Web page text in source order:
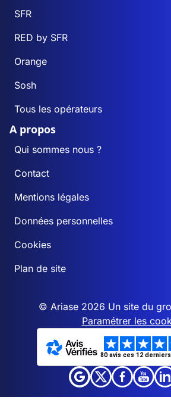
SFR
RED by SFR
Orange
Sosh
Tous les opérateurs
A propos
Qui sommes nous ?
Contact
Mentions légales
Données personnelles
Cookies
Plan de site
© Ariase 2026 Un site du
Paramétrer les
80 avis ces 12